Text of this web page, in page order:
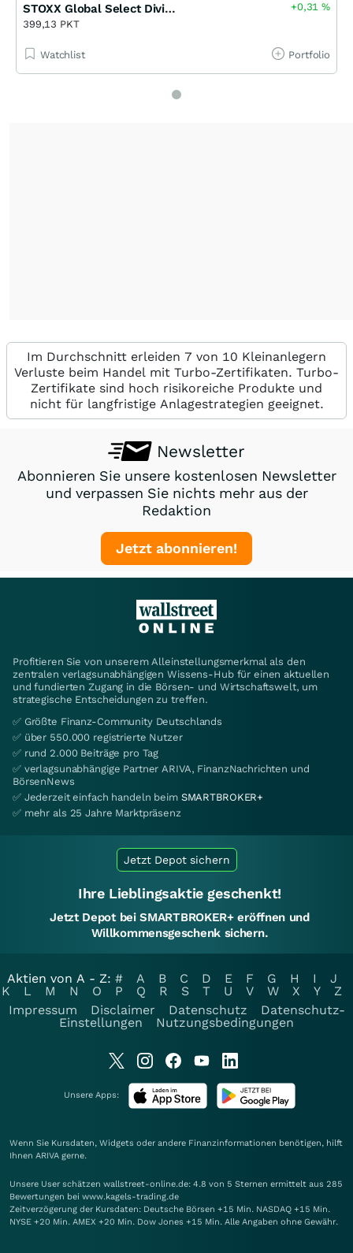
STOXX Global Select Dividend 100 Risk Control 7.5% RV EUR (Excess Return)
399,13 PKT
+0,31%
Watchlist Portfolio
Im Durchschnitt erleiden 7 von 10 Kleinanlegern
Verluste beim Handel mit Turbo-Zertifikaten. Turbo-
Zertifikate sind hoch risikoreiche Produkte und
nicht für langfristige Anlagestrategien geeignet.
Newsletter
Abonnieren Sie unsere kostenlosen Newsletter
und verpassen Sie nichts mehr aus der
Redaktion
Jetzt abonnieren!
Profitieren Sie von unserem Alleinstellungsmerkmal als den
zentralen verlagsunabhängigen Wissens-Hub für einen aktuellen
und fundierten Zugang in die Börsen- und Wirtschaftswelt, um
strategische Entscheidungen zu treffen.
✅ Größte Finanz-Community Deutschlands
✅ über 550.000 registrierte Nutzer
✅ rund 2.000 Beiträge pro Tag
✅ verlagsunabhängige Partner ARIVA, FinanzNachrichten und
BörsenNews
✅ Jederzeit einfach handeln beim SMARTBROKER+
✅ mehr als 25 Jahre Marktpräsenz
Jetzt Depot sichern
Ihre Lieblingsaktie geschenkt!
Jetzt Depot bei SMARTBROKER+ eröffnen und
Willkommensgeschenk sichern.
Aktien von A - Z: # A B C D E F G H I
J
K
L M N O P Q R S T U V W X Y
Z
Impressum
Disclaimer Datenschutz
Datenschutz-
Einstellungen
Nutzungsbedingungen
Unsere Apps:
Wenn Sie Kursdaten, Widgets oder andere Finanzinformationen benötigen, hilft
Ihnen ARIVA gerne.
Unsere User schätzen wallstreet-online.de: 4.8 von 5 Sternen ermittelt aus 285
Bewertungen bei www.kagels-trading.de
Zeitverzögerung der Kursdaten: Deutsche Börsen +15 Min. NASDAQ +15 Min.
NYSE +20 Min. AMEX +20 Min. Dow Jones +15 Min. Alle Angaben ohne Gewähr.